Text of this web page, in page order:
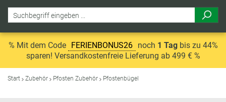
% Mit dem Code FERIENBONUS26 noch 1 Tagbis zu 44%
sparen! Versandkostenfreie Lieferung ab 499 € %
Start Zubehör Pfosten Zubehör Pfostenbügel